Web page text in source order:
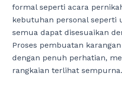
formal seperti acara
kebutuhan personal seperti
semua dapat disesuaikan
Proses pembuatan
dengan penuh perhatian,
rangkaian terlihat sempurna.